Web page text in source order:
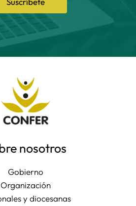
nosotros
Gobierno
Organización
y diocesanas